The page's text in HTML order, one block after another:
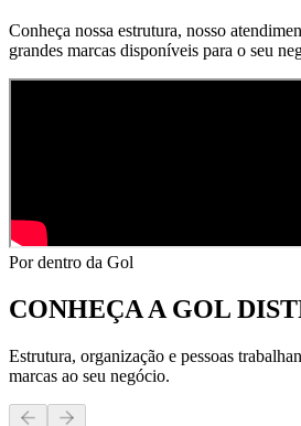
Conheça nossa estrutura, nosso
grandes marcas disponíveis para o seu
Por dentro da Gol
CONHEÇA AGOL
Estrutura, organização e pessoas
marcas ao seu negócio.